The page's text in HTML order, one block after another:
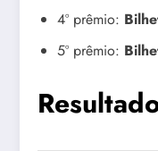
4º prêmio:
5º prêmio: